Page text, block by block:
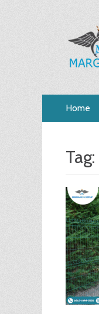
Primary
Menu
Home
Tag: